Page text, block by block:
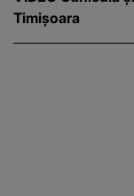
Timișoara